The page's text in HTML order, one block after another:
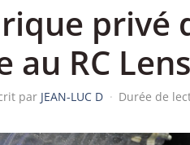
privé
au RC Lens
par JEAN-LUC D · Durée de